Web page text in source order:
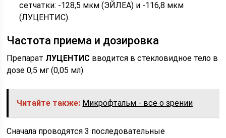
сетчатки: -128,5 мкм (ЭЙЛЕА) и -116,8 мкм
(ЛУЦЕНТИС).
Частота приема и дозировка
Препарат ЛУЦЕНТИС вводится в стекловидное тело в
дозе 0,5 мг (0,05 мл).
Читайте также: Микрофтальм - все о зрении
Сначала проводятся 3 последовательные